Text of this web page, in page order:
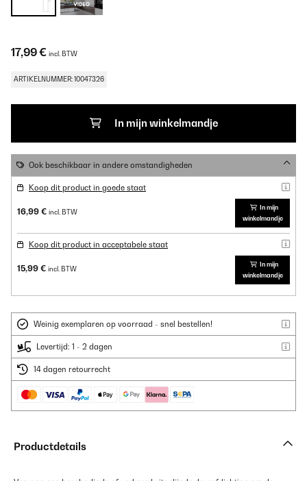
17,99 € incl. BTW
ARTIKELNUMMER: 10047326
In mijn winkelmandje
Ook beschikbaar in andere omstandigheden
Koop dit product in goede staat
16,99 € incl. BTW
In mijn
winkelmandje
Koop dit product in acceptabele staat
15,99 € incl. BTW
In mijn
winkelmandje
Weinig exemplaren op voorraad - snel bestellen!
Levertijd: 1 - 2 dagen
14 dagen retourrecht
Productdetails